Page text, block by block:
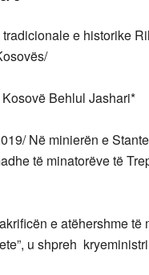
e historike
Behlul Jashari*
Në minierën e
të minatorëve të
e atëhershme
u shpreh